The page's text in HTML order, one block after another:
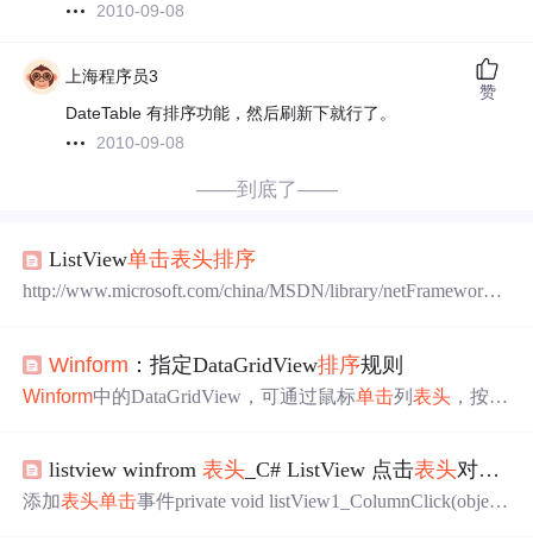
2010-09-08
上海程序员3
DateTable 有排序功能，然后刷新下就行了。
2010-09-08
赞
——到底了——
ListView单击表头排序
http://www.microsoft.com/china/MSDN/library/netFramework/n
v/dnwinforms.mspxhttp://5
Winform ：指定DataGridView排序规则
Winform中的DataGridView，可通过鼠标单击列表头 ，按指
页查询后得到的数据，单击 列头也只能改变一页内的数据
排列顺序，这样的排序就没有意义了。 因此，需要找到一
listview winfrom表头 _C# ListView 点击表头对数据
添加表头单击事件private void listView1_ColumnClick(object